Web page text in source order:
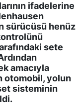
ifadelerine
sürücüsü henüz
sete
amacıyla
otomobil, yolun
sisteminin